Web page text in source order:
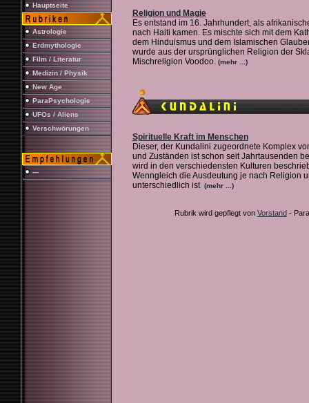
Hauptseite
Astrologie
Erdmythologie
Film / Literatur
Medizin / Physik
New Age
ParaPsychologie
UFOs / Aliens
Verschwörungen
---
Religion und Magie
Es entstand im 16. Jahrhundert, als
nach Haiti kamen. Es mischte sich mit dem
dem Hinduismus und dem Islamischen
wurde aus der ursprünglichen Religion der
Mischreligion Voodoo. (mehr ...)
Spirituelle Kraft im Menschen
Dieser, der Kundalini zugeordnete Komplex
und Zuständen ist schon seit Jahrtausenden
wird in den verschiedensten Kulturen
Wenngleich die Ausdeutung je nach Religion
unterschiedlich ist (mehr ...)
Rubrik wird gepflegt von Vorstand-